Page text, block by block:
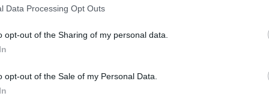
Data Processing Opt Outs
opt-out of the Sharing of my personal data.
opt-out of the Sale of my Personal Data.